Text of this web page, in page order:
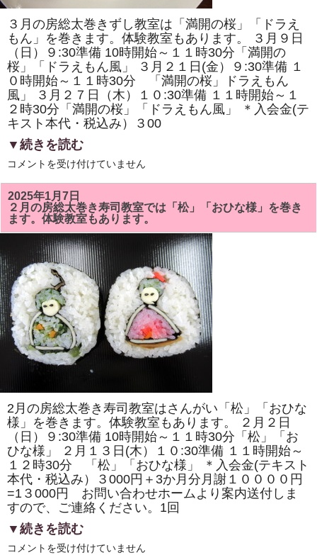
ま
す。
体
験
教
室
も
あ
り
ま
す。
は
３月の房総太巻きずし教室は「満開の桜」「ドラえ
もん」を巻きます。体験教室もあります。 ３月９日
（日）９:30準備 10時開始～１１時30分「満開の
桜」「ドラえもん風」 ３月２１日(金）９:30準備 １
０時開始～１１時30分 「満開の桜」ドラえもん
風」 ３月２７日（木）１０:30準備 １１時開始～１
２時30分「満開の桜」「ドラえもん風」 ＊入会金(テ
キスト本代・税込み）３00
▼続きを読む
3
の
房
総
太
巻
き
教
室
で
は
「満
開
の
桜」
「ド
ラ
風」
巻
き
ま
す。
体
験
教
室
も
あ
り
す。
コメントを受け付けていません
2025年1月7日
２月の房総太巻き寿司教室では「松」「おひな様」を巻き
ます。体験教室もあります。
2月の房総太巻き寿司教室はさんがい「松」「おひな
様」を巻きます。体験教室もあります。 ２月２日
（日）９:30準備 10時開始～１１時30分「松」「お
ひな様」 ２月１３日(木）１０:30準備 １１時開始～
１２時30分 「松」「おひな様」 ＊入会金(テキスト
本代・税込み）３000円＋3か月分月謝１００００円
=1３000円 お問い合わせホームより案内送付しま
すので、ご連絡ください。1回
▼続きを読む
２
コメントを受け付けていません